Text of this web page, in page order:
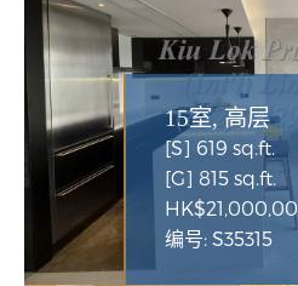
15室, 高层
[S] 619 sq.ft.
[G] 815 sq.ft.
编号: S35315